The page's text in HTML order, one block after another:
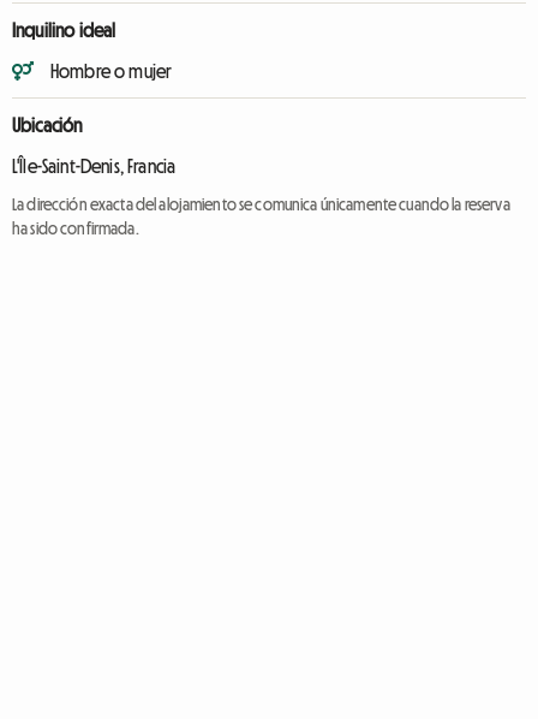
Inquilino ideal
Hombre o mujer
Ubicación
L'Île-Saint-Denis, Francia
La dirección exacta del alojamiento se comunica únicamente cuando la reserva
ha sido confirmada.